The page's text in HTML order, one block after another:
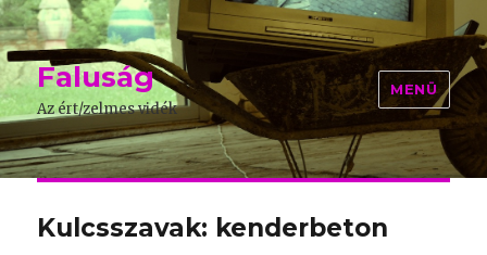
Faluság
Az ért/zelmes vidék
MENÜ
Kulcsszavak: kenderbeton